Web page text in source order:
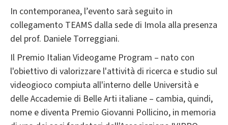
In contemporanea, l’evento sarà seguito in
collegamento TEAMS dalla sede di Imola alla presenza
del prof. Daniele Torreggiani.
Il Premio Italian Videogame Program – nato con
l'obiettivo di valorizzare l'attività di ricerca e studio sul
videogioco compiuta all'interno delle Università e
delle Accademie di Belle Arti italiane – cambia, quindi,
nome e diventa Premio Giovanni Pollicino, in memoria